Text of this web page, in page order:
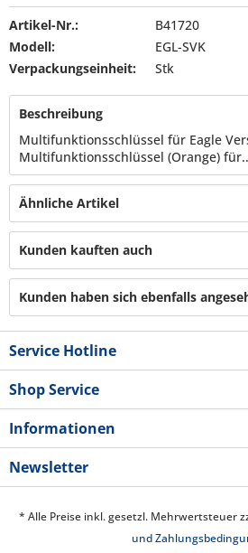
Artikel-Nr.:
B41720
Modell:
EGL-SVK
Verpackungseinheit:
Stk
Beschreibung
Multifunktionsschlüssel für Eagle
Multifunktionsschlüssel (Orange)
Ähnliche Artikel
Kunden kauften auch
Kunden haben sich ebenfalls
Service Hotline
Shop Service
Informationen
Newsletter
* Alle Preise inkl. gesetzl. Mehrwertsteuer
und